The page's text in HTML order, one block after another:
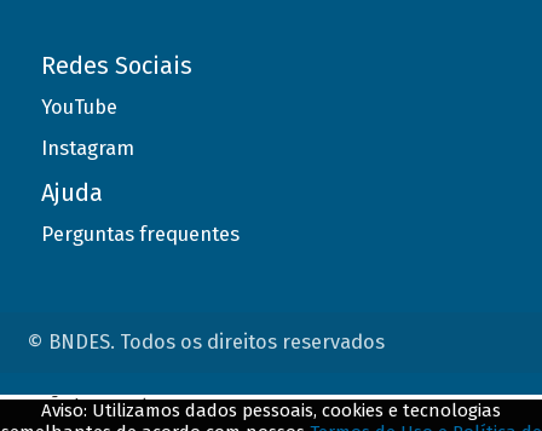
Redes Sociais
YouTube
Instagram
Ajuda
Perguntas frequentes
© BNDES. Todos os direitos reservados
Aviso: Utilizamos dados pessoais, cookies e tecnologias
ConteÃºdo complementar